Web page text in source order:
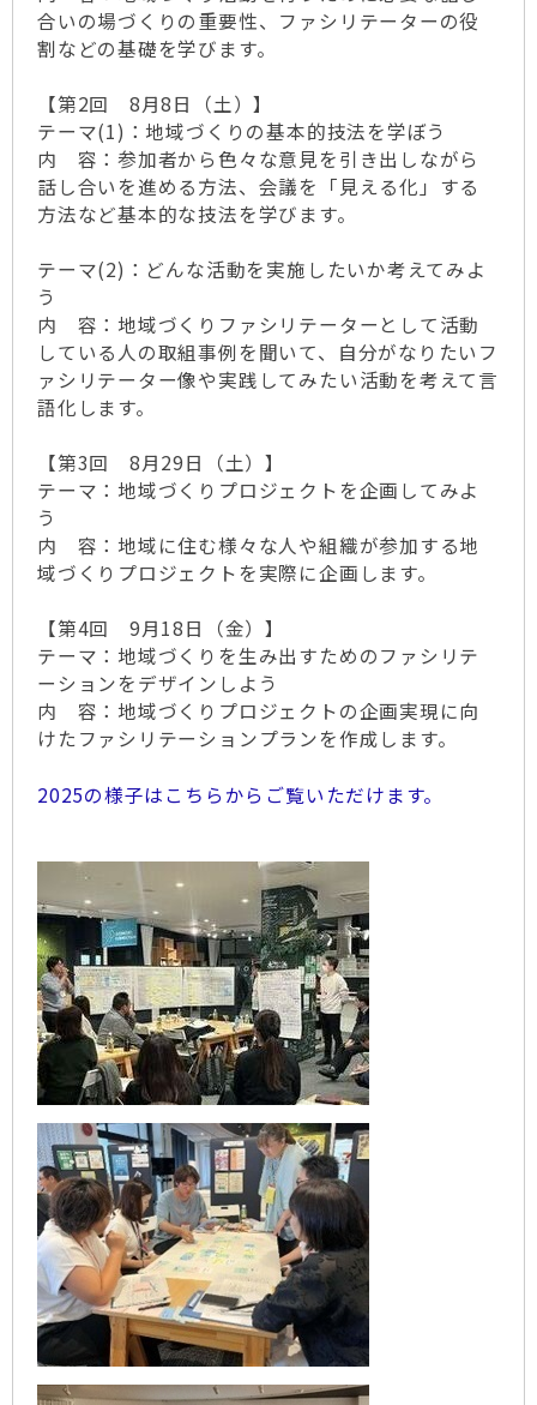
合いの場づくりの重要性、ファシリテーターの役
割などの基礎を学びます。
【第2回 8月8日（土）】
テーマ(1)：地域づくりの基本的技法を学ぼう
内 容：参加者から色々な意見を引き出しながら
話し合いを進める方法、会議を「見える化」する
方法など基本的な技法を学びます。
テーマ(2)：どんな活動を実施したいか考えてみよ
う
内 容：地域づくりファシリテーターとして活動
している人の取組事例を聞いて、自分がなりたいフ
ァシリテーター像や実践してみたい活動を考えて言
語化します。
【第3回 8月29日（土）】
テーマ：地域づくりプロジェクトを企画してみよ
う
内 容：地域に住む様々な人や組織が参加する地
域づくりプロジェクトを実際に企画します。
【第4回 9月18日（金）】
テーマ：地域づくりを生み出すためのファシリテ
ーションをデザインしよう
内 容：地域づくりプロジェクトの企画実現に向
けたファシリテーションプランを作成します。
2025の様子はこちらからご覧いただけます。